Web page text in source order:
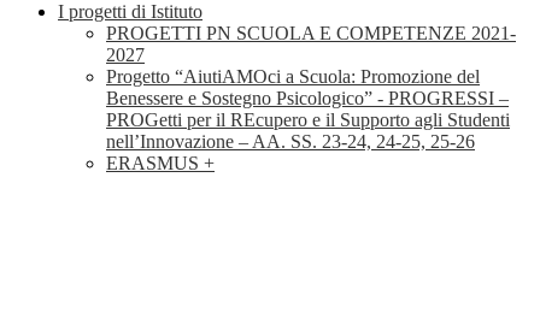
I progetti di Istituto
PROGETTI PN SCUOLA E COMPETENZE 2021-
2027
Progetto “AiutiAMOci a Scuola: Promozione del
Benessere e Sostegno Psicologico” - PROGRESSI –
PROGetti per il REcupero e il Supporto agli Studenti
nell’Innovazione – AA. SS. 23-24, 24-25, 25-26
ERASMUS +